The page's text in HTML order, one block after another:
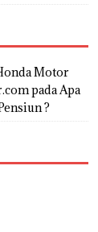
Motor
padaApa
?